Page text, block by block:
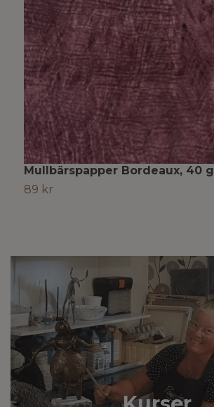
Mullbärspapper Bordeaux, 40 g
89 kr